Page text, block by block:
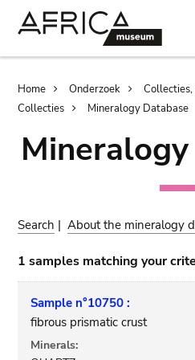
Breadcrumb
Home Onderzoek
Collecties
Mineralogy Database
Search |About the mineralogy
1 samples matching your
Sample n°10750 :
fibrous prismatic crust
Minerals: